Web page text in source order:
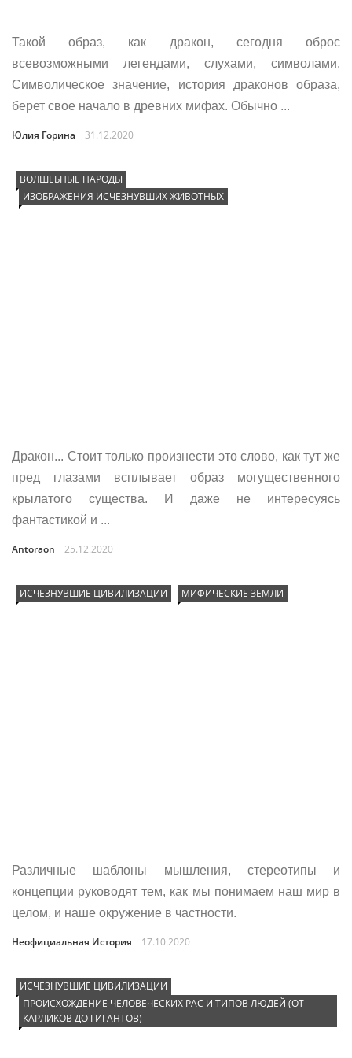
Такой образ, как дракон, сегодня оброс
всевозможными легендами, слухами, символами.
Символическое значение, история драконов образа,
берет свое начало в древних мифах. Обычно ...
Юлия Горина 31.12.2020
ВОЛШЕБНЫЕ НАРОДЫ
ИЗОБРАЖЕНИЯ ИСЧЕЗНУВШИХ ЖИВОТНЫХ
Дракон... Стоит только произнести это слово, как тут же
пред глазами всплывает образ могущественного
крылатого существа. И даже не интересуясь
фантастикой и ...
Antoraon 25.12.2020
ИСЧЕЗНУВШИЕ ЦИВИЛИЗАЦИИ МИФИЧЕСКИЕ ЗЕМЛИ
Различные шаблоны мышления, стереотипы и
концепции руководят тем, как мы понимаем наш мир в
целом, и наше окружение в частности.
Неофициальная История 17.10.2020
ИСЧЕЗНУВШИЕ ЦИВИЛИЗАЦИИ
ПРОИСХОЖДЕНИЕ ЧЕЛОВЕЧЕСКИХ РАС И ТИПОВ ЛЮДЕЙ (ОТ
КАРЛИКОВ ДО ГИГАНТОВ)